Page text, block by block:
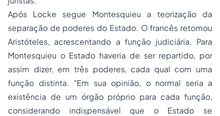
Após Locke segue Montesquieu a teorização da
separação de poderes do Estado. O francês retomou
Aristóteles, acrescentando a função judiciária. Para
Montesquieu o Estado haveria de ser repartido, por
assim dizer, em três poderes, cada qual com uma
função distinta. "Em sua opinião, o normal seria a
existência de um órgão próprio para cada função,
considerando indispensável que o Estado se